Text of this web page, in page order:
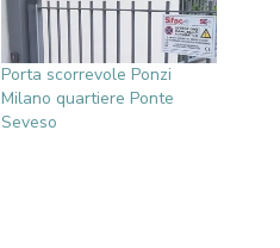
Porta scorrevole Ponzi
Milano quartiere Ponte
Seveso